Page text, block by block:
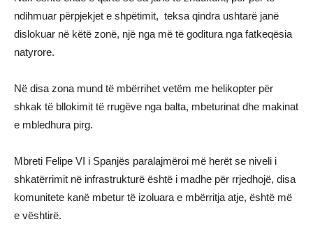
ndihmuar përpjekjet e shpëtimit, teksa qindra ushtarë janë
dislokuar në këtë zonë, një nga më të goditura nga fatkeqësia
natyrore.
Në disa zona mund të mbërrihet vetëm me helikopter për
shkak të bllokimit të rrugëve nga balta, mbeturinat dhe makinat
e mbledhura pirg.
Mbreti Felipe VI i Spanjës paralajmëroi më herët se niveli i
shkatërrimit në infrastrukturë është i madhe për rrjedhojë, disa
komunitete kanë mbetur të izoluara e mbërritja atje, është më
e vështirë.